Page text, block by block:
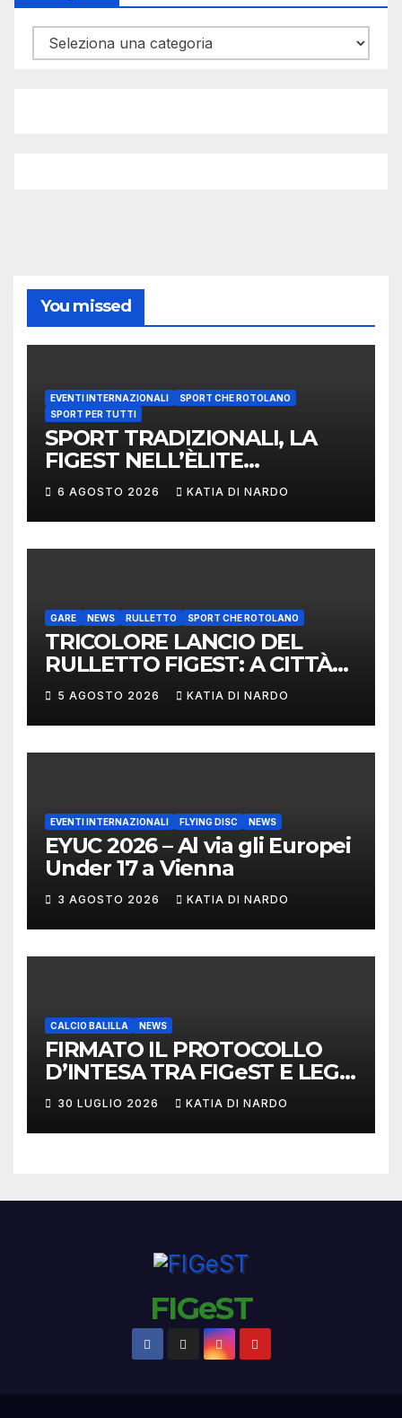
Categorie
You missed
EVENTI INTERNAZIONALI
SPORT CHE ROTOLANO
SPORT PER TUTTI
SPORT TRADIZIONALI, LA
FIGEST NELL’ÈLITE
MONDIALE: LA
DELEGAZIONE ITALIANA
PROTAGONISTA AL
CONVEGNO TAFISA A
6 AGOSTO 2026 KATIA DI NARDO
GARE NEWS RULLETTO SPORT CHE ROTOLANO
TRICOLORE LANCIO DEL
RULLETTO FIGEST: A CITTÀ
DI CASTELLO VINCONO
MARCHIGIANI ED UMBRI
5 AGOSTO 2026 KATIA DI NARDO
EVENTI INTERNAZIONALI FLYING DISC NEWS
EYUC 2026 – Al via gli Europei
Under 17 a Vienna
3 AGOSTO 2026 KATIA DI NARDO
CALCIO BALILLA NEWS
FIRMATO IL PROTOCOLLO
D’INTESA TRA FIGeST E LEGA
NAZIONALE DILETTANTI
30 LUGLIO 2026 KATIA DI NARDO
FIGeST